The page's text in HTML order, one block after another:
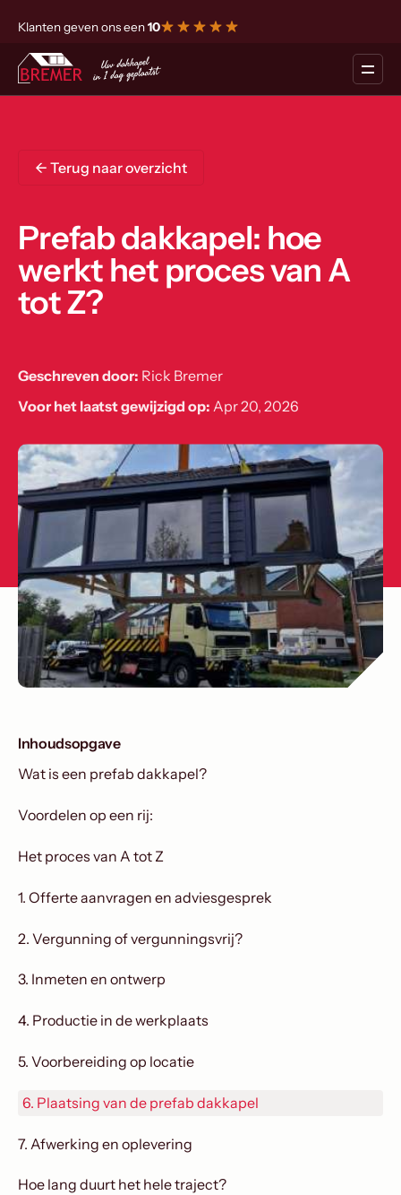
Klanten geven ons een10
<- Terug naar overzicht
Prefab dakkapel: hoe
werkt het proces van A
tot Z?
Geschreven door: Rick Bremer
Voor het laatst gewijzigd op: Apr 20, 2026
Inhoudsopgave
Wat is een prefab dakkapel?
Voordelen op een rij:
Het proces van A tot Z
1. Offerte aanvragen en adviesgesprek
2. Vergunning of vergunningsvrij?
3. Inmeten en ontwerp
4. Productie in de werkplaats
5. Voorbereiding op locatie
6. Plaatsing van de prefab dakkapel
7. Afwerking en oplevering
Hoe lang duurt het hele traject?